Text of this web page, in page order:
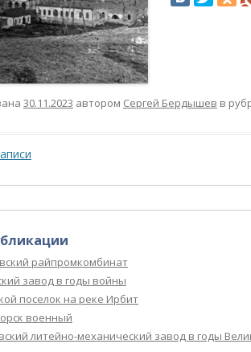
30.11.2023 автором Сергей Бердышев в
райпромкомбинат
завод в годы войны
поселок на реке Ирбит
военный
литейно-механический завод в годы